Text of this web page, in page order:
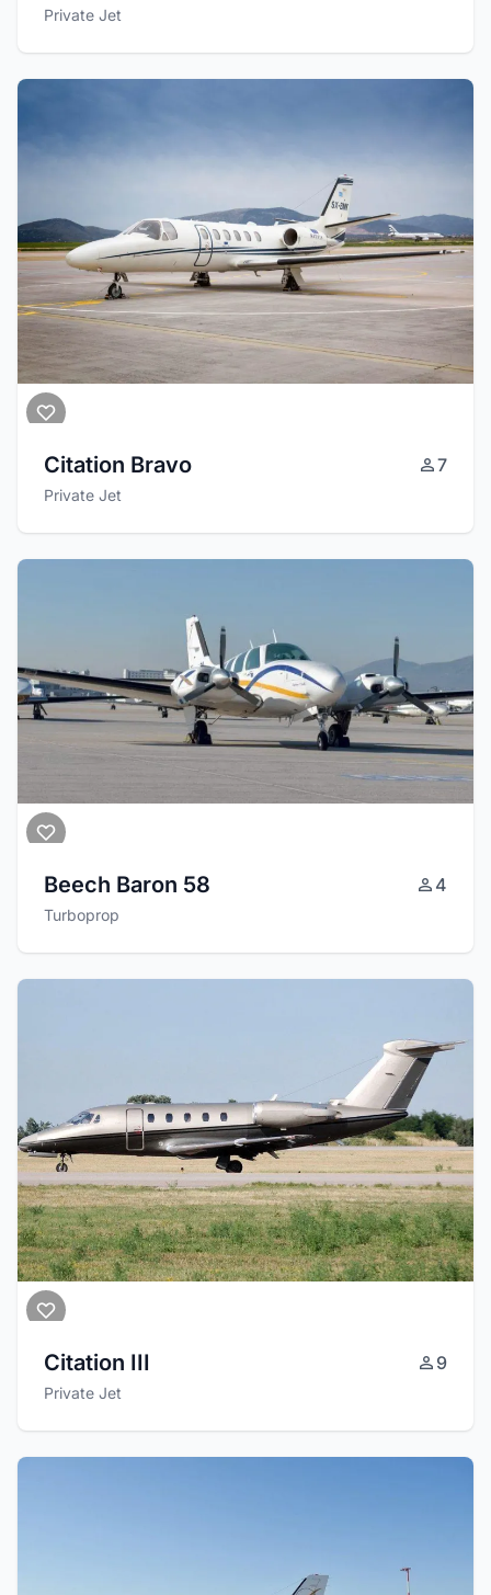
Private Jet
Citation Bravo 7
Private Jet
Beech Baron 58 4
Turboprop
Citation III 9
Private Jet